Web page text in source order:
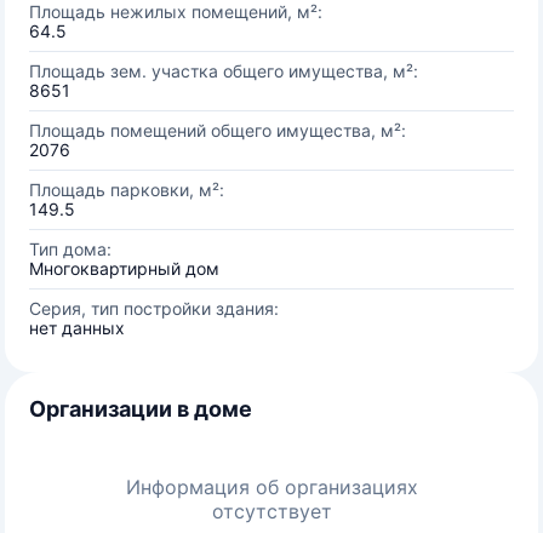
Площадь нежилых помещений, м²:
64.5
Площадь зем. участка общего имущества, м²:
8651
Площадь помещений общего имущества, м²:
2076
Площадь парковки, м²:
149.5
Тип дома:
Многоквартирный дом
Серия, тип постройки здания:
нет данных
Организации в доме
Информация об организациях
отсутствует